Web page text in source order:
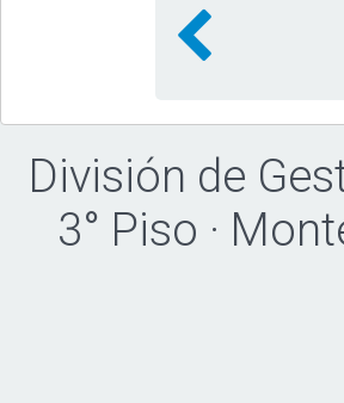
División de
3° Piso ·